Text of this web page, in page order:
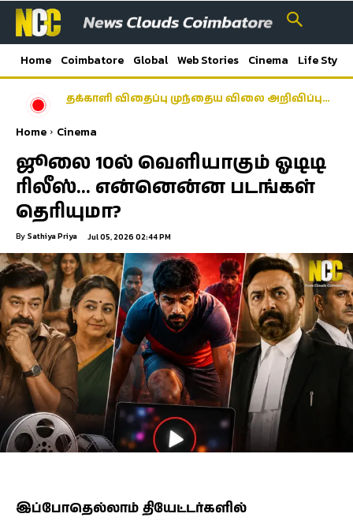
Home Coimbatore Global Web Stories Cinema Life Style
டாஸ்மாக் கடைகளில் ஆன்லைன் விற்பனை ஏன்?
Home Cinema
ஜூலை 10ல் வெளியாகும் ஓடிடி
ரிலீஸ்… என்னென்ன படங்கள்
தெரியுமா?
By Sathiya Priya Jul 05, 2026 02:44 PM
இப்போதெல்லாம் தியேட்டர்களில்